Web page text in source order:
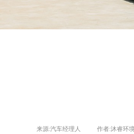
来源:汽车经理人 作者:沐睿环